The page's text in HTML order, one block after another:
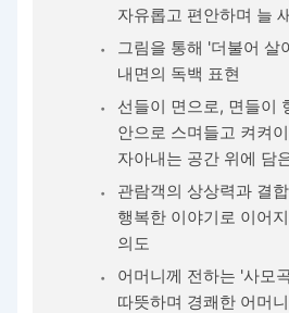
자유롭고 편안하며 늘
그림을 통해 '더불어 살
내면의 독백 표현
선들이 면으로, 면들이
안으로 스며들고 켜켜
자아내는 공간 위에 담
관람객의 상상력과 결
행복한 이야기로 이어
의도
어머니께 전하는 '사모
따뜻하며 경쾌한 어머